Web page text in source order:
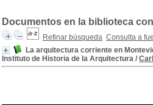
Documentos en la biblioteca
Refinar búsqueda Consulta a
La arquitectura corriente en
Instituto de Historia de la Arquitectura /